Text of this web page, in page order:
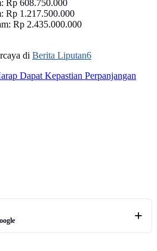
Rp 608.750.000
Rp 1.217.500.000
Rp 2.435.000.000
di Berita Liputan6
Dapat Kepastian Perpanjangan